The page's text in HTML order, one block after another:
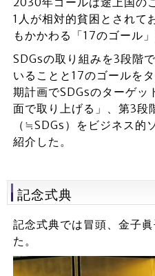
1人が相対的貧困とされて
もかかわる「17のゴール
SDGsの取り組みを3段階
いることと17のゴールを
期計画でSDGsのターゲッ
面で取り上げる」、第3段
（≒SDGs）をビジネス的
紹介した。
記念式典
記念式典では冒頭、金子
た。